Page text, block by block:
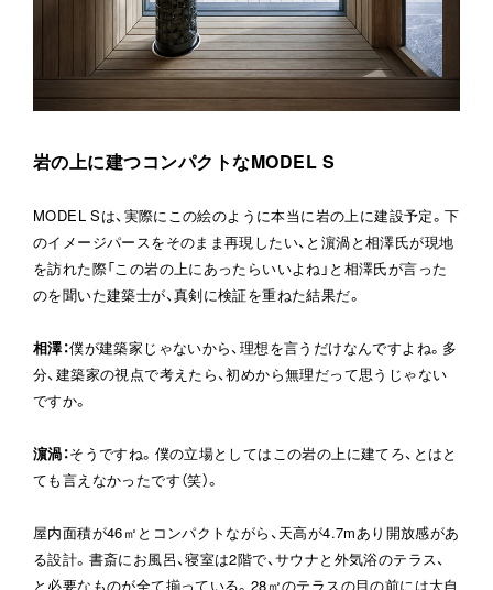
岩の上に建つコンパクトなMODEL S
MODEL Sは、実際にこの絵のように本当に岩の上に建設予定。下
のイメージパースをそのまま再現したい、と濵渦と相澤氏が現地
を訪れた際「この岩の上にあったらいいよね」と相澤氏が言った
のを聞いた建築士が、真剣に検証を重ねた結果だ。
相澤：僕が建築家じゃないから、理想を言うだけなんですよね。多
分、建築家の視点で考えたら、初めから無理だって思うじゃない
ですか。
濵渦：そうですね。僕の立場としてはこの岩の上に建てろ、とはと
ても言えなかったです（笑）。
屋内面積が46㎡とコンパクトながら、天高が4.7mあり開放感があ
る設計。書斎にお風呂、寝室は2階で、サウナと外気浴のテラス、
と必要なものが全て揃っている。28㎡のテラスの目の前には大自